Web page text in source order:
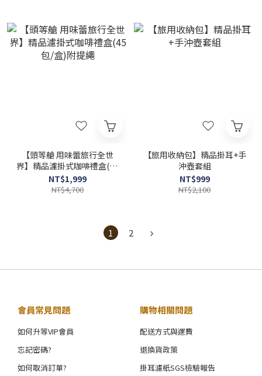
【頭等艙 用味蕾旅行全世
界】精品濾掛式咖啡禮盒(45
包/盒)附提繩
NT$1,999
NT$4,700
【旅用收納包】精品掛耳+手
沖壺套組
NT$999
NT$2,100
1 2
會員常見問題
如何升等VIP會員
忘記密碼?
如何取消訂單?
購物相關問題
配送方式與運費
退換貨政策
掛耳濾紙SGS檢驗報告